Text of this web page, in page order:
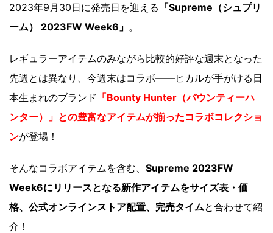
2023年9月30日に発売日を迎える 「Supreme（シュプリ
ーム） 2023FW Week6」 。
レギュラーアイテムのみながら比較的好評な週末となった
先週とは異なり、今週末はコラボ――ヒカルが手がける日
本生まれのブランド 「Bounty Hunter（バウンティーハ
ンター）」との豊富なアイテムが揃ったコラボコレクショ
ンが登場！
そんなコラボアイテムを含む、 Supreme 2023FW
Week6にリリースとなる新作アイテムをサイズ表・価
格、公式オンラインストア配置、完売タイムと合わせて紹
介！